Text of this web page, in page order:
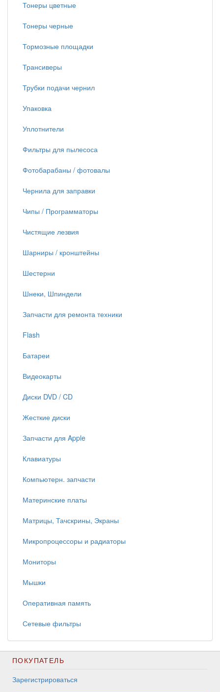
Тонеры цветные
Тонеры черные
Тормозные площадки
Трансиверы
Трубки подачи чернил
Упаковка
Уплотнители
Фильтры для пылесоса
Фотобарабаны / фотовалы
Чернила для заправки
Чипы / Программаторы
Чистящие лезвия
Шарниры / кронштейны
Шестерни
Шнеки, Шпиндели
Запчасти для ремонта техники
Flash
Батареи
Видеокарты
Диски DVD / CD
Жесткие диски
Запчасти для Apple
Клавиатуры
Компьютерн. запчасти
Материнские платы
Матрицы, Тачскрины, Экраны
Микропроцессоры и радиаторы
Мониторы
Мышки
Оперативная память
Сетевые фильтры
ПОКУПАТЕЛЬ
Зарегистрироваться